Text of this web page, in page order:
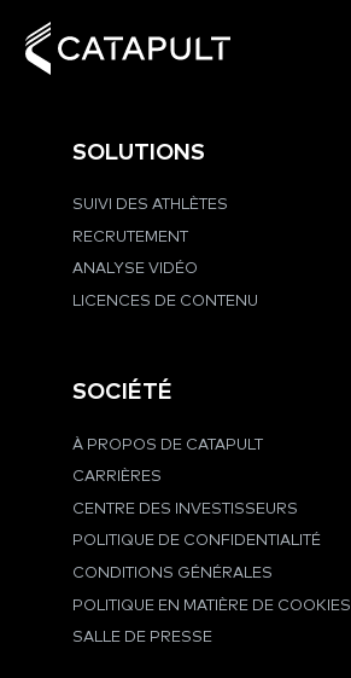
SOLUTIONS
SUIVI DES ATHLÈTES
RECRUTEMENT
ANALYSE VIDÉO
LICENCES DE CONTENU
SOCIÉTÉ
À PROPOS DE CATAPULT
CARRIÈRES
CENTRE DES INVESTISSEURS
POLITIQUE DE CONFIDENTIALITÉ
CONDITIONS GÉNÉRALES
POLITIQUE EN MATIÈRE DE COOKIES
SALLE DE PRESSE